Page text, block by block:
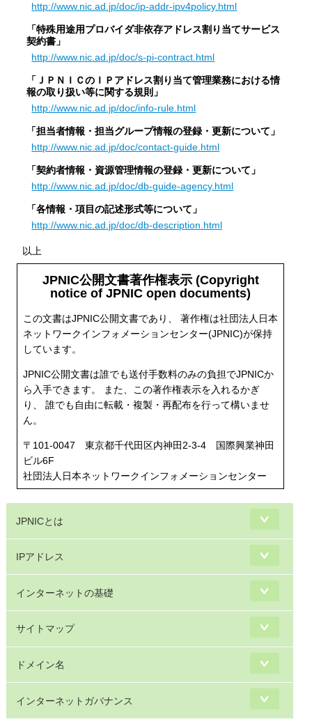
http://www.nic.ad.jp/doc/ip-addr-ipv4policy.html
「特殊用途用プロバイダ非依存アドレス割り当てサービス
契約書」
http://www.nic.ad.jp/doc/s-pi-contract.html
「ＪＰＮＩＣのＩＰアドレス割り当て管理業務における情
報の取り扱い等に関する規則」
http://www.nic.ad.jp/doc/info-rule.html
「担当者情報・担当グループ情報の登録・更新について」
http://www.nic.ad.jp/doc/contact-guide.html
「契約者情報・資源管理情報の登録・更新について」
http://www.nic.ad.jp/doc/db-guide-agency.html
「各情報・項目の記述形式等について」
http://www.nic.ad.jp/doc/db-description.html
以上
JPNIC公開文書著作権表示 (Copyright
notice of JPNIC open documents)
この文書はJPNIC公開文書であり、 著作権は社団法人日本
ネットワークインフォメーションセンター(JPNIC)が保持
しています。
JPNIC公開文書は誰でも送付手数料のみの負担でJPNICか
ら入手できます。 また、この著作権表示を入れるかぎ
り、 誰でも自由に転載・複製・再配布を行って構いませ
ん。
〒101-0047 東京都千代田区内神田2-3-4 国際興業神田
ビル6F
社団法人日本ネットワークインフォメーションセンター
JPNICとは
IPアドレス
インターネットの基礎
サイトマップ
ドメイン名
インターネットガバナンス